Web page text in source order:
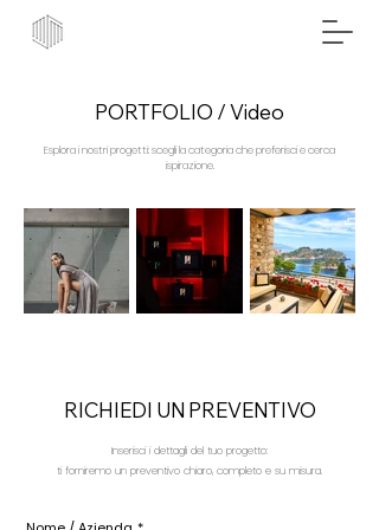
PORTFOLIO / Video
Esplora i nostri progetti: scegli la categoria che preferisci e cerca
ispirazione.
RICHIEDI UN PREVENTIVO
Inserisci i dettagli del tuo progetto:
ti forniremo un preventivo chiaro, completo e su misura.